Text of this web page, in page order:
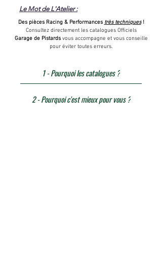
Le Mot de L'Atelier :
Des pièces Racing & Performances très techniques!
Consultez directement les catalogues Officiels
Garage de Pistardsvous accompagne et vous conseille
pour éviter toutes erreurs.
1 - Pourquoi les catalogues ?
2 - Pourquoi c'est mieux pour vous ?